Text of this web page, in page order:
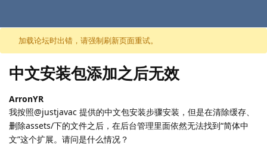
跳至内容
加载论坛时出错，请强制刷新页面重试。
中文安装包添加之后无效
ArronYR
我按照@justjavac 提供的中文包安装步骤安装，但是在清除缓存、
删除assets/下的文件之后，在后台管理里面依然无法找到“简体中
文”这个扩展。请问是什么情况？